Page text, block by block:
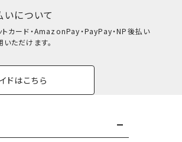
いについて
カード・AmazonPay・PayPay・NP後払い
ただけます。
ドはこちら